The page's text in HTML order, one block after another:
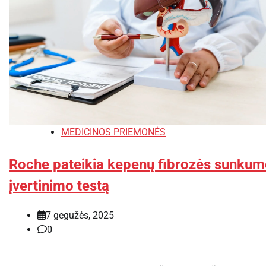
MEDICINOS PRIEMONĖS
Roche pateikia kepenų fibrozės
įvertinimo testą
7 gegužės, 2025
0